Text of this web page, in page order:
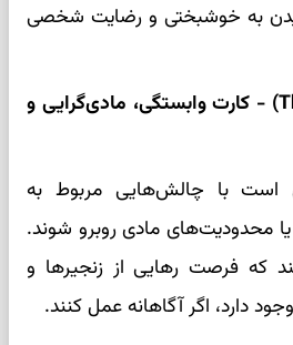
به خوشبختی و رضایت شخصی
اسفند : دیو (The Devil) - کارت وابستگی، مادی‌گرایی و
است با چالش‌هایی مربوط به
محدودیت‌های مادی روبرو شوند.
که فرصت رهایی از زنجیرها و
دارد، اگر آگاهانه عمل کنند.